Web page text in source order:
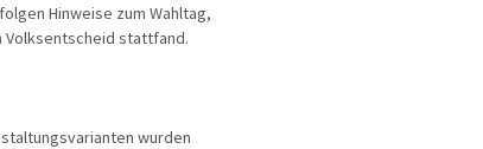
Hinweise zum Wahltag,
Volksentscheid stattfand.
wurden